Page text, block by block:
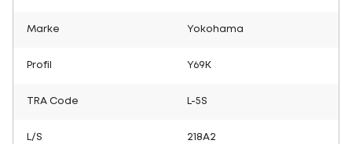
Marke Yokohama
Profil Y69K
TRA Code L-5S
L/S 218A2